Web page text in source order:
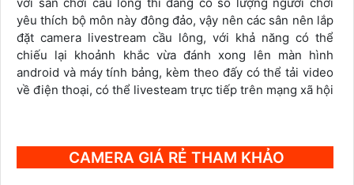
yêu thích bộ môn này đông đảo, vậy nên các sân nên lắp
đặt camera livestream cầu lông, với khả năng có thể
chiếu lại khoảnh khắc vừa đánh xong lên màn hình
android và máy tính bảng, kèm theo đấy có thể tải video
về điện thoại, có thể livesteam trực tiếp trên mạng xã hội
CAMERA GIÁ RẺ THAM KHẢO